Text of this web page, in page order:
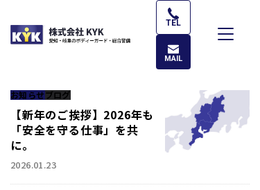
ン
テ
へ
TEL
MAIL
お知らせブログ
【新年のご挨拶】2026年も
「安全を守る仕事」を共
に。
2026.01.23